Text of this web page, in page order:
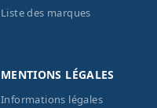
Liste des marques
MENTIONS LÉGALES
Informations légales